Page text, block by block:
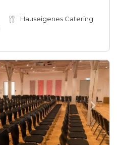
Hauseigenes Catering